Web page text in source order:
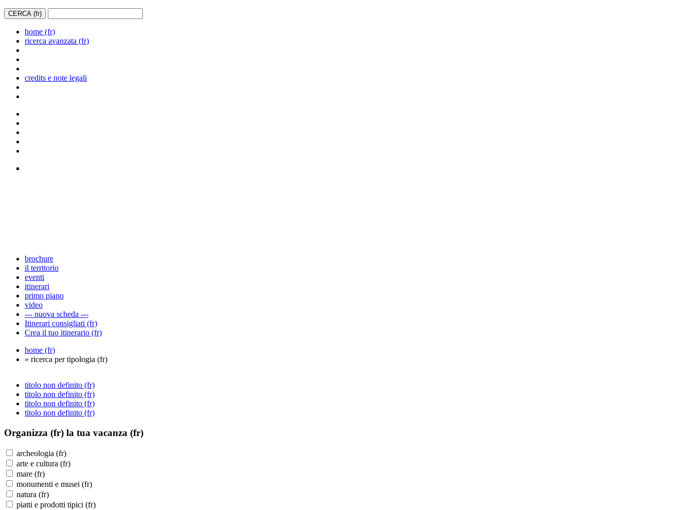
home (fr)
ricerca avanzata (fr)
credits e note legali
brochure
il territorio
eventi
itinerari
primo piano
video
--- nuova scheda ---
Itinerari consigliati (fr)
Crea il tuo itinerario (fr)
home (fr)
» ricerca per tipologia (fr)
titolo non definito (fr)
titolo non definito (fr)
titolo non definito (fr)
titolo non definito (fr)
Organizza (fr) la tua vacanza (fr)
archeologia (fr)
arte e cultura (fr)
mare (fr)
monumenti e musei (fr)
natura (fr)
piatti e prodotti tipici (fr)